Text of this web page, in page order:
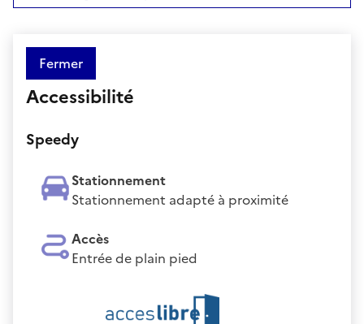
Fermer
Accessibilité
Speedy
Stationnement
Stationnement adapté à proximité
Accès
Entrée de plain pied